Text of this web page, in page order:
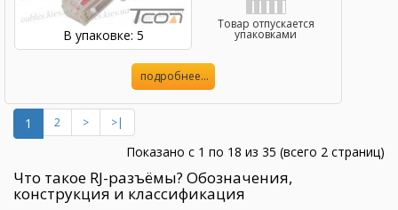
В упаковке: 5
Товар отпускается
упаковками
подробнее...
1 2 > >|
Показано с 1 по 18 из 35 (всего 2 страниц)
Что такое RJ-разъёмы? Обозначения,
конструкция и классификация